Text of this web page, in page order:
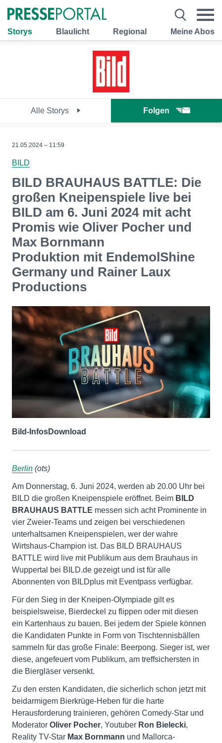
Storys Blaulicht Regional Meine Abos
Alle Storys Folgen
21.05.2024 – 11:59
BILD
BILD BRAUHAUS BATTLE: Die
großen Kneipenspiele live bei
BILD am 6. Juni 2024 mit acht
Promis wie Oliver Pocher und
Max Bornmann
Produktion mit EndemolShine
Germany und Rainer Laux
Productions
Bild-InfosDownload
Berlin (ots)
Am Donnerstag, 6. Juni 2024, werden ab 20.00 Uhr bei
BILD die großen Kneipenspiele eröffnet. Beim BILD
BRAUHAUS BATTLE messen sich acht Prominente in
vier Zweier-Teams und zeigen bei verschiedenen
unterhaltsamen Kneipenspielen, wer der wahre
Wirtshaus-Champion ist. Das BILD BRAUHAUS
BATTLE wird live mit Publikum aus dem Brauhaus in
Wuppertal bei BILD.de gezeigt und ist für alle
Abonnenten von BILDplus mit Eventpass verfügbar.
Für den Sieg in der Kneipen-Olympiade gilt es
beispielsweise, Bierdeckel zu flippen oder mit diesen
ein Kartenhaus zu bauen. Bei jedem der Spiele können
die Kandidaten Punkte in Form von Tischtennisbällen
sammeln für das große Finale: Beerpong. Sieger ist, wer
diese, angefeuert vom Publikum, am treffsichersten in
die Biergläser versenkt.
Zu den ersten Kandidaten, die sicherlich schon jetzt mit
beidarmigem Bierkrüge-Heben für die harte
Herausforderung trainieren, gehören Comedy-Star und
Moderator Oliver Pocher, Youtuber Ron Bielecki,
Reality TV-Star Max Bornmann und Mallorca-